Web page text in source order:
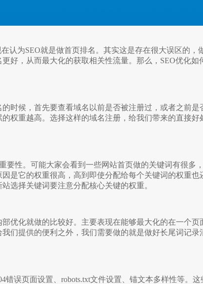
认为SEO就是做首页排名。其实这是存在很大误区的，
更好，从而最大化的获取相关性流量。那么，SEO优化
时候，首先要查看域名以前是否被注册过，或者之前是
权重越高。选择这样的域名注册，给我们带来的直接
要性。可能大家会看到一些网站首页做的关键词有很多
是它的权重很高，高到即使分配给每个关键词的权重也
选择关键词要注意分配核心关键的权重。
优化就做的比较好。主要表现在能够最大化的在一个页
我们提供的便利之外，我们需要做的就是做好长尾词记录
误页面设置、robots.txt文件设置、锚文本多样性等。